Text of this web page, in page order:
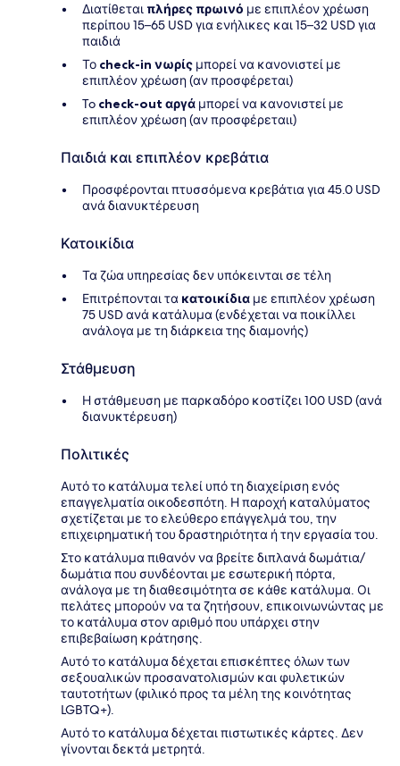
Διατίθεταιπλήρες πρωινό με επιπλέον χρέωση
περίπου 15–65 USD για ενήλικες και 15–32 USD για
παιδιά
Το check-in νωρίς μπορεί να κανονιστεί με
επιπλέον χρέωση (αν προσφέρεται)
To check-out αργά μπορεί να κανονιστεί με
επιπλέον χρέωση (αν προσφέρεταιι)
Παιδιά και επιπλέον κρεβάτια
Προσφέρονται πτυσσόμενα κρεβάτια για 45.0 USD
ανά διανυκτέρευση
Κατοικίδια
Τα ζώα υπηρεσίας δεν υπόκεινται σε τέλη
Επιτρέπονται τα κατοικίδια με επιπλέον χρέωση
75 USD ανά κατάλυμα (ενδέχεται να ποικίλλει
ανάλογα με τη διάρκεια της διαμονής)
Στάθμευση
Η στάθμευση με παρκαδόρο κοστίζει 100 USD (ανά
διανυκτέρευση)
Πολιτικές
Αυτό το κατάλυμα τελεί υπό τη διαχείριση ενός
επαγγελματία οικοδεσπότη. Η παροχή καταλύματος
σχετίζεται με το ελεύθερο επάγγελμά του, την
επιχειρηματική του δραστηριότητα ή την εργασία του.
Στο κατάλυμα πιθανόν να βρείτε διπλανά δωμάτια/
δωμάτια που συνδέονται με εσωτερική πόρτα,
ανάλογα με τη διαθεσιμότητα σε κάθε κατάλυμα. Οι
πελάτες μπορούν να τα ζητήσουν, επικοινωνώντας με
το κατάλυμα στον αριθμό που υπάρχει στην
επιβεβαίωση κράτησης.
Αυτό το κατάλυμα δέχεται επισκέπτες όλων των
σεξουαλικών προσανατολισμών και φυλετικών
ταυτοτήτων (φιλικό προς τα μέλη της κοινότητας
LGBTQ+).
Αυτό το κατάλυμα δέχεται πιστωτικές κάρτες. Δεν
γίνονται δεκτά μετρητά.